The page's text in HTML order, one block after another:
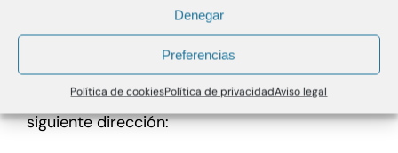
Denegar
Preferencias
Política de cookiesPolítica de privacidadAviso legal
MARÍA DOLORES GARCÍA GONZÁLEZ con la
referencia “Protección de datos”,
especificando sus datos, acreditando su
identidad y los motivos de su solicitud en la
siguiente dirección: